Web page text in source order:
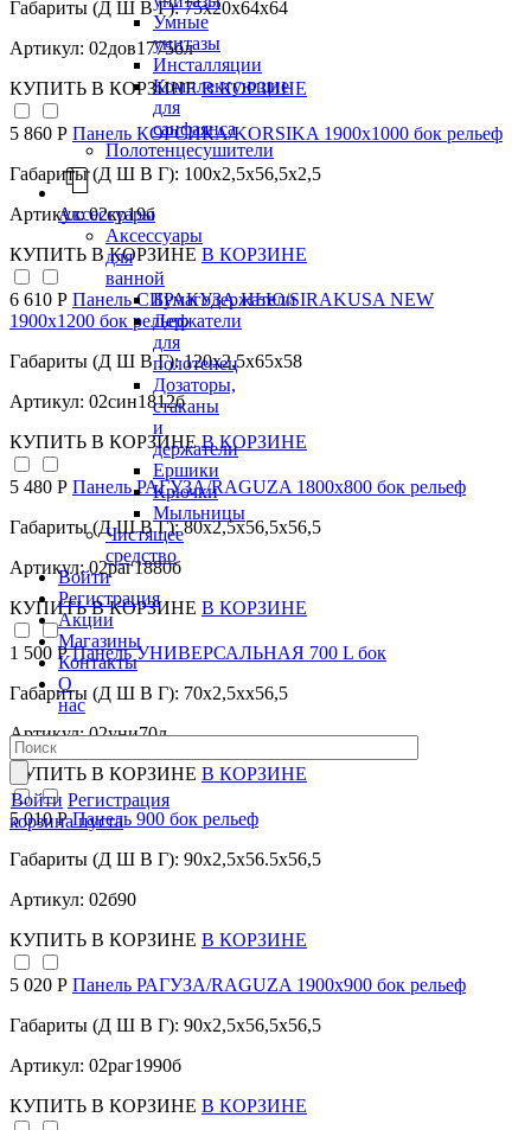
Умные
унитазы
Инсталляции
Комплектующие
для
санфаянса
Полотенцесушители
Аксессуары
Аксессуары
для
ванной
Бумагодержатели
Держатели
для
полотенец
Дозаторы,
стаканы
и
держатели
Ершики
Крючки
Мыльницы
Чистящее
средство
Войти
Регистрация
Акции
Магазины
Контакты
О
нас
Войти Регистрация
корзина пуста
Габариты (Д Ш В Г): 75x20x64x64
Артикул: 02дов1775бл
КУПИТЬ В КОРЗИНЕ В КОРЗИНЕ
5 860 Р Панель КОРСИКА/KORSIKA 1900х1000 бок рельеф
Габариты (Д Ш В Г): 100x2,5x56,5x2,5
Артикул: 02кр19б
КУПИТЬ В КОРЗИНЕ В КОРЗИНЕ
6 610 Р Панель СИРАКУЗА НЬЮ/SIRAKUSA NEW
1900х1200 бок рельеф
Габариты (Д Ш В Г): 120x2,5x65x58
Артикул: 02син1812б
КУПИТЬ В КОРЗИНЕ В КОРЗИНЕ
5 480 Р Панель РАГУЗА/RAGUZA 1800х800 бок рельеф
Габариты (Д Ш В Г): 80x2,5x56,5x56,5
Артикул: 02раг1880б
КУПИТЬ В КОРЗИНЕ В КОРЗИНЕ
1 500 РПанель УНИВЕРСАЛЬНАЯ 700 L бок
Габариты (Д Ш В Г): 70x2,5xx56,5
Артикул: 02уни70л
КУПИТЬ В КОРЗИНЕ В КОРЗИНЕ
5 010 РПанель 900 бок рельеф
Габариты (Д Ш В Г): 90x2,5x56.5x56,5
Артикул: 02б90
КУПИТЬ В КОРЗИНЕ В КОРЗИНЕ
5 020 Р Панель РАГУЗА/RAGUZA 1900х900 бок рельеф
Габариты (Д Ш В Г): 90x2,5x56,5x56,5
Артикул: 02раг1990б
КУПИТЬ В КОРЗИНЕ В КОРЗИНЕ